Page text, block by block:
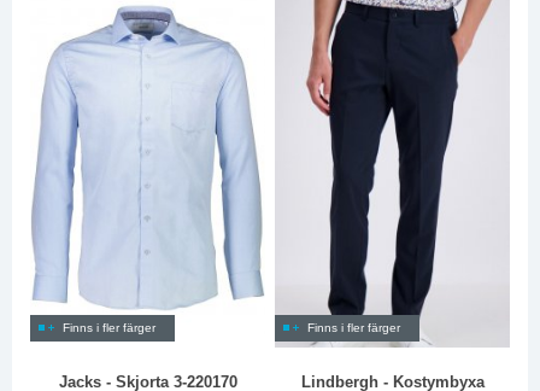
Finns i fler färger
Jacks - Skjorta 3-220170
Finns i fler färger
Lindbergh - Kostymbyxa